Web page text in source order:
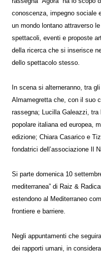
conoscenza, impegno sociale
un mondo lontano attraverso
spettacoli, eventi e proposte
della ricerca che si inserisce
dello spettacolo stesso.
In scena si alterneranno, tra
Almamegretta che, con il suo
rassegna; Lucilla Galeazzi,
popolare italiana ed europea,
edizione; Chiara Casarico e
fondatrici dell’associazione Il
Si parte domenica 10
mediterranea” di Raiz &
estendono al Mediterraneo
frontiere e barriere.
Negli appuntamenti che
dei rapporti umani, in